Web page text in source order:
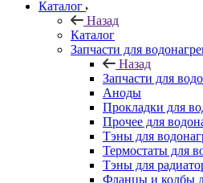
Каталог
Назад
Каталог
Запчасти для
Назад
Запчасти для
Аноды
Прокладки для
Прочее для
Тэны для
Термостаты для
Тэны для
Фланцы и колбы